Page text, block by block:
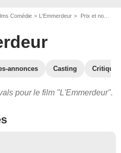
Comédie L'Emmerdeur Prix et nominations pour L'Emmerdeur
annonces Casting
pour le film "L'Emmerdeur".